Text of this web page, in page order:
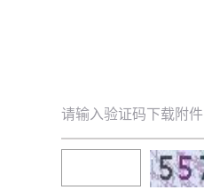
请输入验证码下载附件